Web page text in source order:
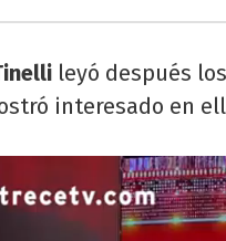
leyó después
interesado en